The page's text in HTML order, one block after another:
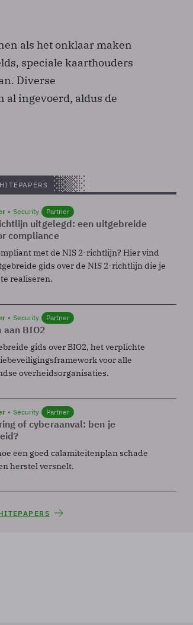
als het onklaar maken
speciale kaarthouders
Diverse
al ingevoerd, aldus de
Security Partner
uitgelegd: een uitgebreide
compliance
met de NIS 2-richtlijn? Hier vind
gids over de NIS 2-richtlijn die je
realiseren.
Security Partner
aan BIO2
gids over BIO2, het verplichte
voor alle
overheidsorganisaties.
Security Partner
of cyberaanval: ben je
een goed calamiteitenplan schade
herstel versnelt.